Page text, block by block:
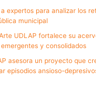
expertos para analizar los
municipal
UDLAP fortalece su
y consolidados
asesora un proyecto que
episodios ansioso-